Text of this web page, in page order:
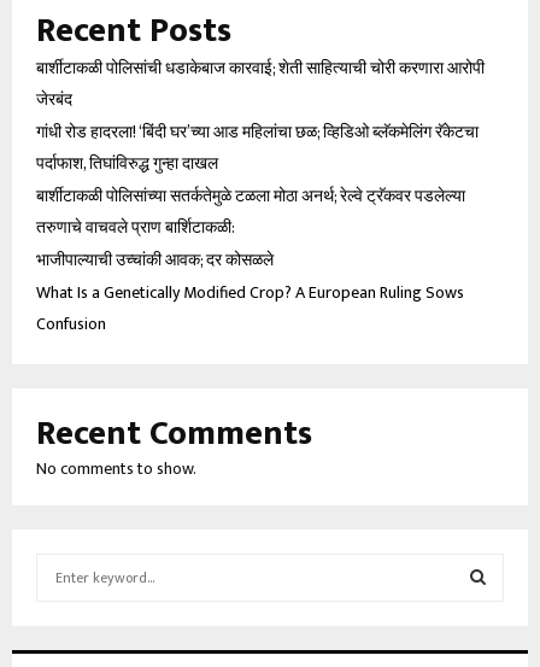
Recent Posts
बार्शीटाकळी पोलिसांची धडाकेबाज कारवाई; शेती साहित्याची चोरी करणारा आरोपी
जेरबंद
गांधी रोड हादरला! ‘बिंदी घर’च्या आड महिलांचा छळ; व्हिडिओ ब्लॅकमेलिंग रॅकेटचा
पर्दाफाश, तिघांविरुद्ध गुन्हा दाखल
बार्शीटाकळी पोलिसांच्या सतर्कतेमुळे टळला मोठा अनर्थ; रेल्वे ट्रॅकवर पडलेल्या
तरुणाचे वाचवले प्राण बार्शिटाकळी:
भाजीपाल्याची उच्चांकी आवक; दर कोसळले
What Is a Genetically Modified Crop? A European Ruling Sows
Confusion
Recent Comments
No comments to show.